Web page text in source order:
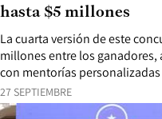
27 SEPTIEMBRE
La cuarta versión de este
millones entre los ganadores,
con mentorías
hasta $5 millones